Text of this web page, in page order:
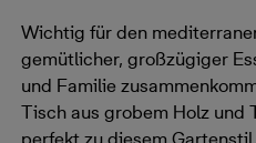
Wichtig für den
gemütlicher, großzügiger
und Familie
Tisch aus grobem Holz und
perfekt zu diesem Gartenstil.